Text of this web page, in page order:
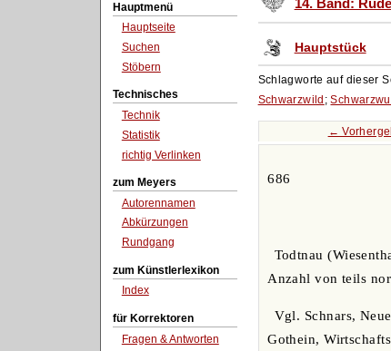
Hauptmenü
Hauptseite
Suchen
Stöbern
Technisches
Technik
Statistik
richtig Verlinken
zum Meyers
Autorennamen
Abkürzungen
Rundgang
zum Künstlerlexikon
Index
für Korrektoren
Fragen & Antworten
14. Band:
Hauptstück
Schlagworte auf dieser
Schwarzwild ;
←
686
Todtnau
Anzahl von teils
Vgl. Schnars,
Gothein,